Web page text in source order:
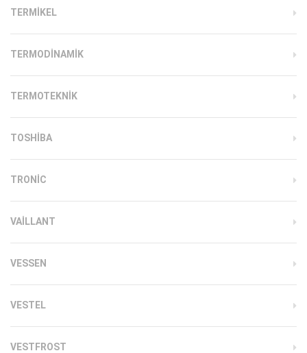
TERMIKEL
TERMODINAMIK
TERMOTEKNIK
TOSHIBA
TRONIC
VAILLANT
VESSEN
VESTEL
VESTFROST